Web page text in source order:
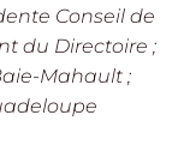
Conseil de
du Directoire ;
Mahault ;